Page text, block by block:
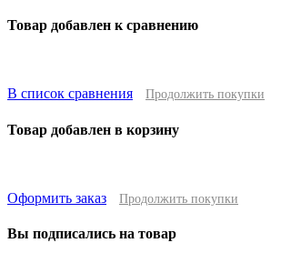
Товар добавлен к сравнению
В список сравнения Продолжить покупки
Товар добавлен в корзину
Оформить заказ Продолжить покупки
Вы подписались на товар